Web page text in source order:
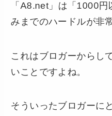
「A8.net」は「1000
みまでのハードルが非
これはブロガーからし
いことですよね。
そういったブロガーに